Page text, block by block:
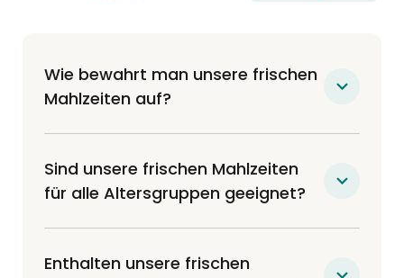
Wie bewahrt man unsere frischen
Mahlzeiten auf?
können entweder 7 Tage im Kühlschrank
oder bis zu 6 Monate im Gefrierschrank
Sind unsere frischen Mahlzeiten
für alle Altersgruppen geeignet?
balanced, was bedeutet, dass ein
Enthalten unsere frischen